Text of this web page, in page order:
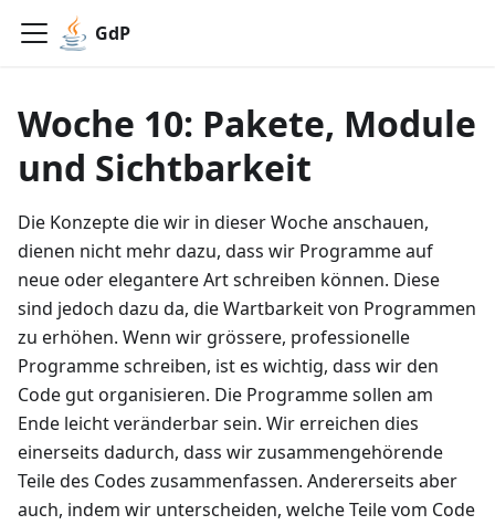
GdP
Woche 10: Pakete, Module
und Sichtbarkeit
Die Konzepte die wir in dieser Woche anschauen,
dienen nicht mehr dazu, dass wir Programme auf
neue oder elegantere Art schreiben können. Diese
sind jedoch dazu da, die Wartbarkeit von Programmen
zu erhöhen. Wenn wir grössere, professionelle
Programme schreiben, ist es wichtig, dass wir den
Code gut organisieren. Die Programme sollen am
Ende leicht veränderbar sein. Wir erreichen dies
einerseits dadurch, dass wir zusammengehörende
Teile des Codes zusammenfassen. Andererseits aber
auch, indem wir unterscheiden, welche Teile vom Code